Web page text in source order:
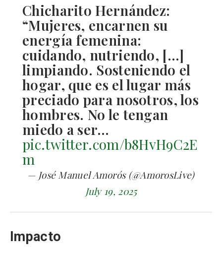
Chicharito Hernández:
“Mujeres, encarnen su
energía femenina:
cuidando, nutriendo, […]
limpiando. Sosteniendo el
hogar, que es el lugar más
preciado para nosotros, los
hombres. No le tengan
miedo a ser…
pic.twitter.com/b8HvH9C2E
m
— José Manuel Amorós (@AmorosLive)
July 19, 2025
Impacto